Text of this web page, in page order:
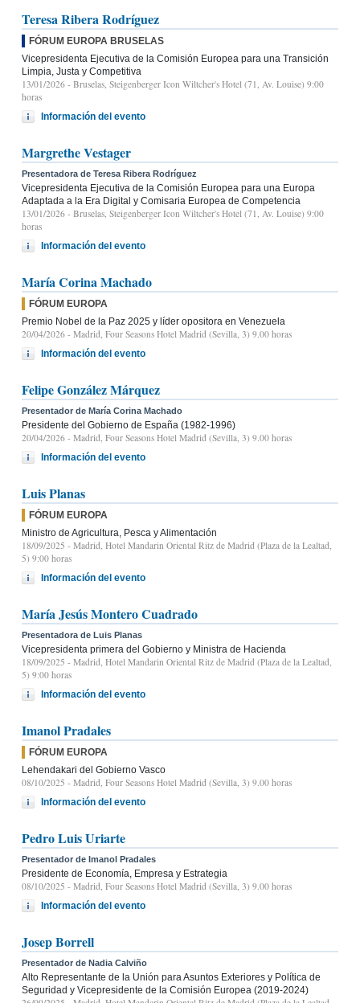
Teresa Ribera Rodríguez
FÓRUM EUROPA BRUSELAS
Vicepresidenta Ejecutiva de la Comisión Europea para una Transición
Limpia, Justa y Competitiva
13/01/2026 - Bruselas, Steigenberger Icon Wiltcher's Hotel (71, Av. Louise) 9:00
horas
Información del evento
Margrethe Vestager
Presentadora de Teresa Ribera Rodríguez
Vicepresidenta Ejecutiva de la Comisión Europea para una Europa
Adaptada a la Era Digital y Comisaria Europea de Competencia
13/01/2026 - Bruselas, Steigenberger Icon Wiltcher's Hotel (71, Av. Louise) 9:00
horas
Información del evento
María Corina Machado
FÓRUM EUROPA
Premio Nobel de la Paz 2025 y líder opositora en Venezuela
20/04/2026 - Madrid, Four Seasons Hotel Madrid (Sevilla, 3) 9.00 horas
Información del evento
Felipe González Márquez
Presentador de María Corina Machado
Presidente del Gobierno de España (1982-1996)
20/04/2026 - Madrid, Four Seasons Hotel Madrid (Sevilla, 3) 9.00 horas
Información del evento
Luis Planas
FÓRUM EUROPA
Ministro de Agricultura, Pesca y Alimentación
18/09/2025 - Madrid, Hotel Mandarin Oriental Ritz de Madrid (Plaza de la Lealtad,
5) 9:00 horas
Información del evento
María Jesús Montero Cuadrado
Presentadora de Luis Planas
Vicepresidenta primera del Gobierno y Ministra de Hacienda
18/09/2025 - Madrid, Hotel Mandarin Oriental Ritz de Madrid (Plaza de la Lealtad,
5) 9:00 horas
Información del evento
Imanol Pradales
FÓRUM EUROPA
Lehendakari del Gobierno Vasco
08/10/2025 - Madrid, Four Seasons Hotel Madrid (Sevilla, 3) 9.00 horas
Información del evento
Pedro Luis Uriarte
Presentador de Imanol Pradales
Presidente de Economía, Empresa y Estrategia
08/10/2025 - Madrid, Four Seasons Hotel Madrid (Sevilla, 3) 9.00 horas
Información del evento
Josep Borrell
Presentador de Nadia Calviño
Alto Representante de la Unión para Asuntos Exteriores y Política de
Seguridad y Vicepresidente de la Comisión Europea (2019-2024)